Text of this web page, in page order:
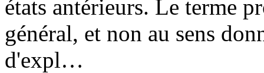
états antérieurs. Le terme
général, et non au sens
d'expl…